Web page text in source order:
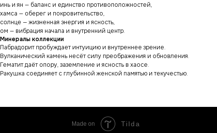
инь и ян — баланс и единство противоположностей,
хамса — оберег и покровительство,
солнце — жизненная энергия и ясность,
ом — вибрация начала и внутренний центр.
Минералы коллекции
Лабрадорит пробуждает интуицию и внутреннее зрение.
Вулканический камень несёт силу преображения и обновления.
Гематит даёт опору, заземление и ясность в хаосе.
Ракушка соединяет с глубинной женской памятью и текучестью.
Made on Tilda